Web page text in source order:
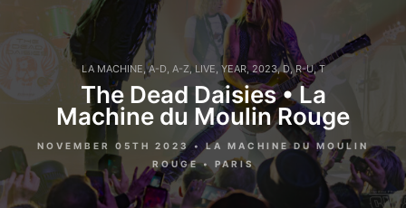
LA MACHINE,A-D, A-Z, LIVE, YEAR,2023,D,R-U,T
The Dead Daisies • La
Machine du Moulin Rouge
NOVEMBER 05TH 2023 • LA MACHINE DU MOULIN
ROUGE • PARIS